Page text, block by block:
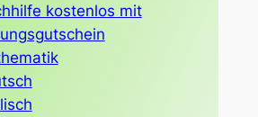
kostenlos mit